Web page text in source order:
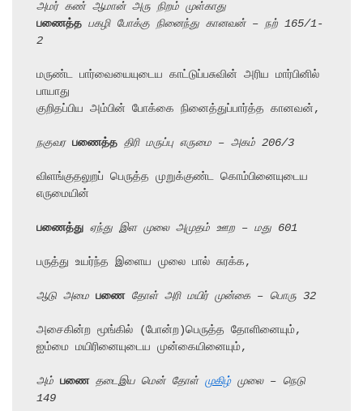
அமர் கண் ஆமான் அரு நிறம் முள்காது
பணைத்த பகழி போக்கு நினைந்து கானவன் – நற் 165/1-
2
மருண்ட பார்வையையுடைய காட்டுப்பசுவின் அரிய மார்பினில்
பாயாது
குறிதப்பிய அம்பின் போக்கை நினைத்துப்பார்த்த கானவன்,
நகுவர பணைத்த திரி மருப்பு எருமை – அகம் 206/3
விளங்குதலுறப் பெருத்த முறுக்குண்ட கொம்பினையுடைய
எருமையின்
பணைத்து ஏந்து இள முலை அமுதம் ஊற – மது 601
பருத்து உயர்ந்த இளைய முலை பால் சுரக்க,
ஆடு அமை பணை தோள் அரி மயிர் முன்கை – பொரு 32
அசைகின்ற மூங்கில் (போன்ற)பெருத்த தோளினையும்,
ஐம்மை மயிரினையுடைய முன்கையினையும்,
அம் பணை தடைஇய மென் தோள் முகிழ் முலை – நெடு
149